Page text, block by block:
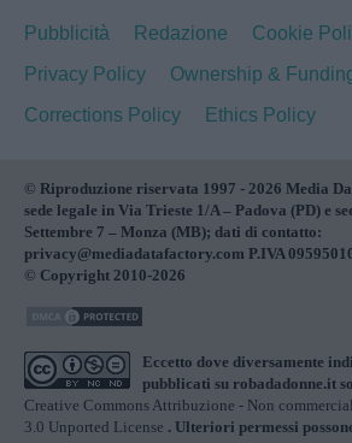
Pubblicità Redazione
Cookie
Privacy Policy
Ownership &
Corrections Policy
Ethics Policy
© Riproduzione riservata 1997 - 2026 Media
sede legale in Via Trieste 1/A – Padova (PD) e
Settembre 7 – Monza (MB); dati di contatto:
privacy@mediadatafactory.com P.IVA
© Copyright 2010-2026
Eccetto dove diversamente
pubblicati su robadadonne.it
Creative Commons Attribuzione - Non
3.0 Unported License . Ulteriori permessi